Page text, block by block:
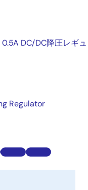
DC/DC降圧レギ
Regulator